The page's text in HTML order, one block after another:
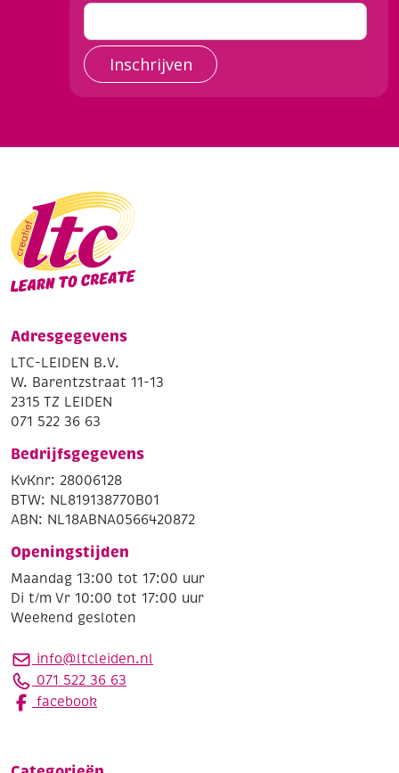
Inschrijven
Adresgegevens
LTC-LEIDEN B.V.
W. Barentzstraat 11-13
2315 TZ LEIDEN
071 522 36 63
Bedrijfsgegevens
KvKnr: 28006128
BTW: NL819138770B01
ABN: NL18ABNA0566420872
Openingstijden
Maandag 13:00 tot 17:00 uur
Di t/m Vr 10:00 tot 17:00 uur
Weekend gesloten
info@ltcleiden.nl
071 522 36 63
facebook